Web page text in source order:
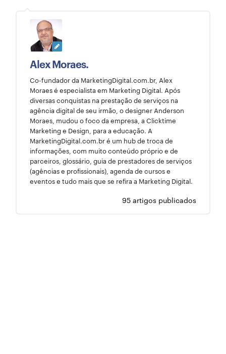
Alex Moraes.
Co-fundador da MarketingDigital.com.br, Alex
Moraes é especialista em Marketing Digital. Após
diversas conquistas na prestação de serviços na
agência digital de seu irmão, o designer Anderson
Moraes, mudou o foco da empresa, a Clicktime
Marketing e Design, para a educação. A
MarketingDigital.com.br é um hub de troca de
informações, com muito conteúdo próprio e de
parceiros, glossário, guia de prestadores de serviços
(agências e profissionais), agenda de cursos e
eventos e tudo mais que se refira a Marketing Digital.
95 artigos publicados